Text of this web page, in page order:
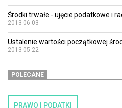
Środki trwałe - ujęcie podatkowe i
2013-06-03
Ustalenie wartości początkowej
2013-05-22
POLECANE
PRAWO I PODATKI